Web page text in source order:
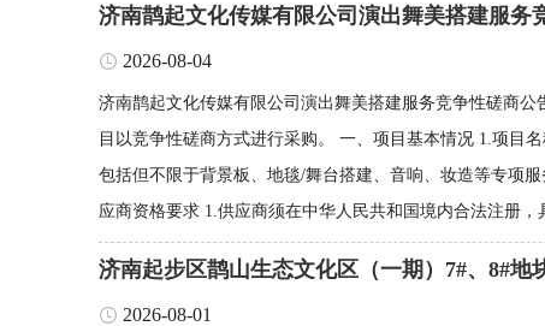
济南鹊起文化传媒有限公司演出舞美搭建服务
2026-08-04
济南鹊起文化传媒有限公司演出舞美搭建服务竞争性磋商
目以竞争性磋商方式进行采购。 一、项目基本情况 1.项目
包括但不限于背景板、地毯/舞台搭建、音响、妆造等专项
应商资格要求 1.供应商须在中华人民共和国境内合法注册，
济南起步区鹊山生态文化区（一期）7#、8#
2026-08-01